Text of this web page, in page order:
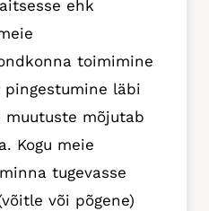
ehk
toimimine
läbi
muutuste mõjutab
Kogu meie
tugevasse
või põgene)